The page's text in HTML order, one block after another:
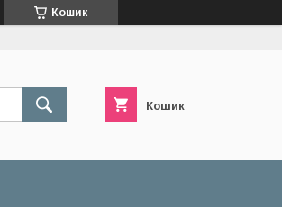
Кошик
Кошик